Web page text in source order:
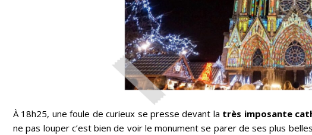
À 18h25, une foule de curieux se presse devant la très imposante
ne pas louper c’est bien de voir le monument se parer de ses plus